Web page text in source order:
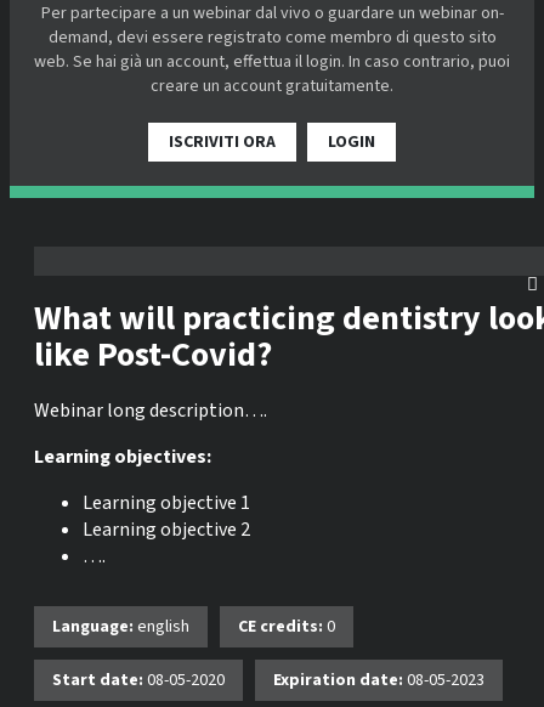
Per partecipare a un webinar dal vivo o guardare un webinar on-
demand, devi essere registrato come membro di questo sito
web. Se hai già un account, effettua il login. In caso contrario, puoi
creare un account gratuitamente.
ISCRIVITI ORA LOGIN
What will practicing dentistry
like Post-Covid?
Webinar long description….
Learning objectives:
Learning objective 1
Learning objective 2
….
Language: english CE credits: 0
Start date: 08-05-2020 Expiration date: 08-05-2023